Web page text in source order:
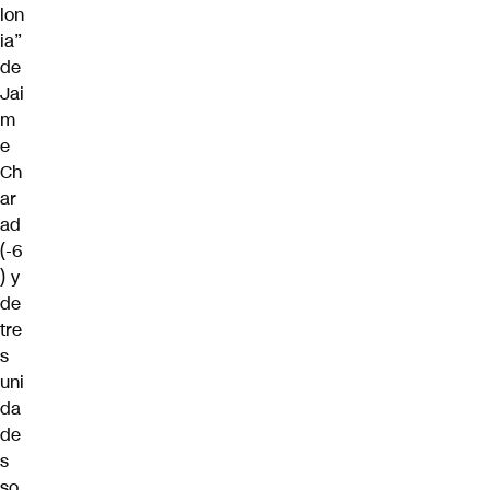
lon
ia”
de
Jai
m
e
Ch
ar
ad
(-6
) y
de
tre
s
uni
da
de
s